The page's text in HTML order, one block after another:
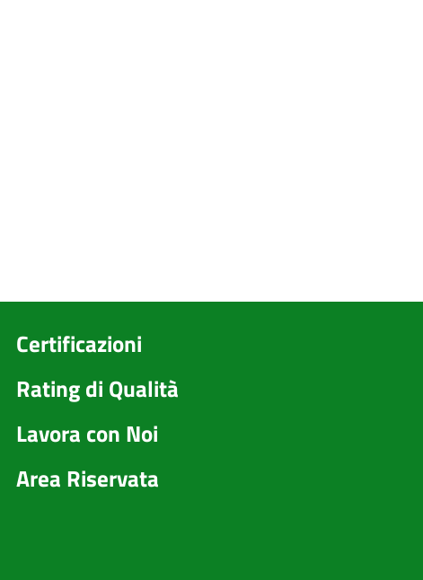
Certificazioni
Rating di Qualità
Lavora con Noi
Area Riservata